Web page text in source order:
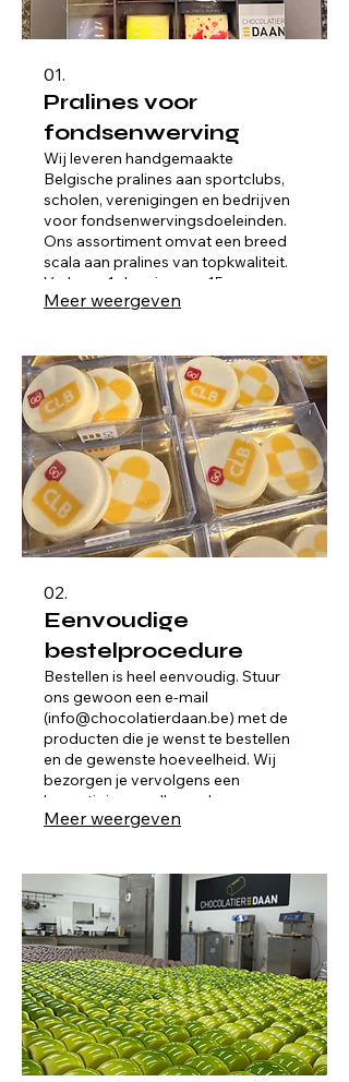
01.
Pralines voor
fondsenwerving
Wij leveren handgemaakte
Belgische pralines aan sportclubs,
scholen, verenigingen en bedrijven
voor fondsenwervingsdoeleinden.
Ons assortiment omvat een breed
scala aan pralines van topkwaliteit.
Verkoop 1 doosje voor 15 euro en
maak tot 6 euro winst!
Meer weergeven
02.
Eenvoudige
bestelprocedure
Bestellen is heel eenvoudig. Stuur
ons gewoon een e-mail
(info@chocolatierdaan.be) met de
producten die je wenst te bestellen
en de gewenste hoeveelheid. Wij
bezorgen je vervolgens een
bevestiging en alle verdere
informatie. Zo kan je snel en
online formulieren.
Meer weergeven